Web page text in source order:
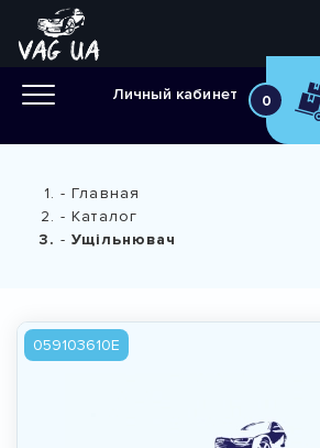
Личный кабинет 0
Главная
Каталог
Ущільнювач
059103610E